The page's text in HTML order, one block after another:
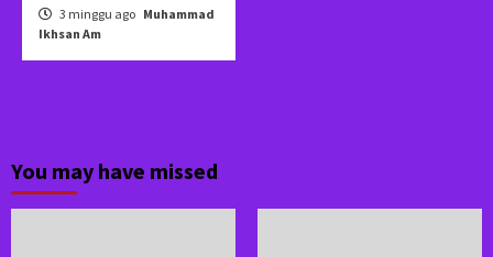
3 minggu ago Muhammad
Ikhsan Am
You may have missed